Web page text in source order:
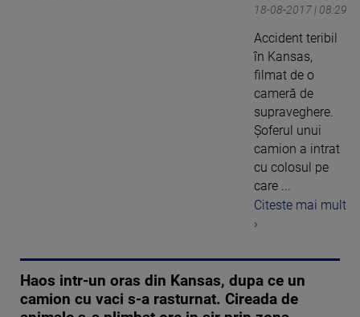
18-08-2017 | 08:29
Accident teribil
în Kansas,
filmat de o
cameră de
supraveghere.
Şoferul unui
camion a intrat
cu colosul pe
care ...
Citeste mai mult
›
Haos intr-un oras din Kansas, dupa ce un
camion cu vaci s-a rasturnat. Cireada de